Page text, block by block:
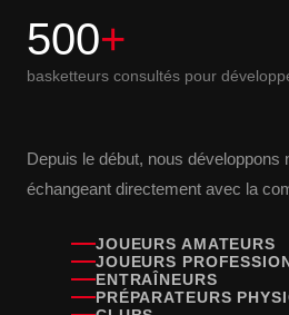
500+
basketteurs consultés pour
Depuis le début, nous développons
échangeant directement avec la
JOUEURS AMATEURS
JOUEURS
ENTRAÎNEURS
PRÉPARATEURS